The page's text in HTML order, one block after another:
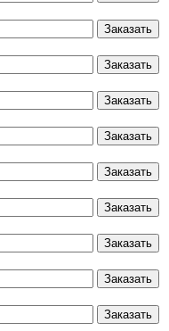
Заказать
Заказать
Заказать
Заказать
Заказать
Заказать
Заказать
Заказать
Заказать